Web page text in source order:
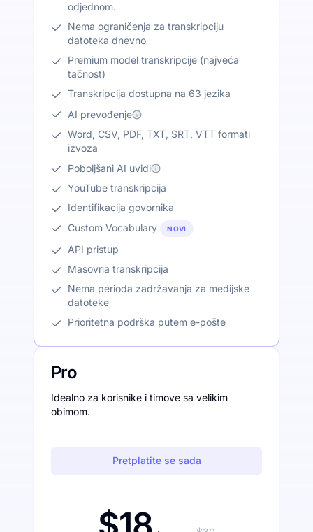
odjednom.
Nema ograničenja za transkripciju
datoteka dnevno
Premium model transkripcije (najveća
tačnost)
Transkripcija dostupna na 63 jezika
AI prevođenje
Word, CSV, PDF, TXT, SRT, VTT formati
izvoza
Poboljšani AI uvidi
YouTube transkripcija
Identifikacija govornika
Custom Vocabulary
NOVI
API pristup
Masovna transkripcija
Nema perioda zadržavanja za medijske
datoteke
Prioritetna podrška putem e-pošte
Pro
Idealno za korisnike i timove sa velikim
obimom.
Pretplatite se sada